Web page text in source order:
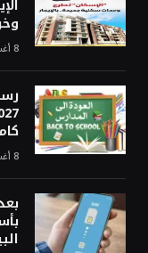
8 أغسطس، 2026
8 أغسطس، 2026